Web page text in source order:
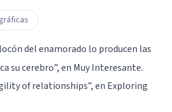
del enamorado lo producen las
su cerebro”, en Muy Interesante.
of relationships”, en Exploring